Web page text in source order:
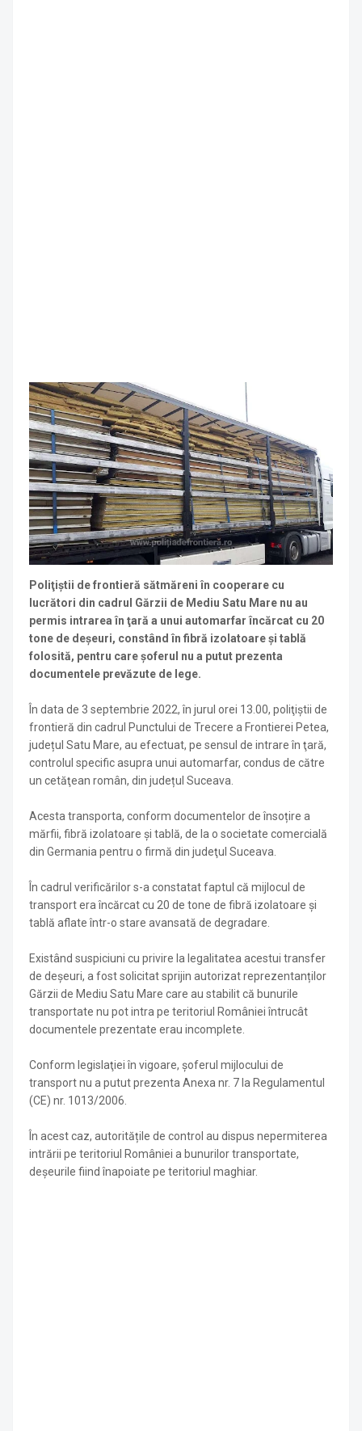
Poliţiştii de frontieră sătmăreni în cooperare cu
lucrători din cadrul Gărzii de Mediu Satu Mare nu au
permis intrarea în ţară a unui automarfar încărcat cu 20
tone de deșeuri, constând în fibră izolatoare și tablă
folosită, pentru care șoferul nu a putut prezenta
documentele prevăzute de lege.
În data de 3 septembrie 2022, în jurul orei 13.00, poliţiştii de
frontieră din cadrul Punctului de Trecere a Frontierei Petea,
județul Satu Mare, au efectuat, pe sensul de intrare în ţară,
controlul specific asupra unui automarfar, condus de către
un cetăţean român, din județul Suceava.
Acesta transporta, conform documentelor de însoțire a
mărfii, fibră izolatoare și tablă, de la o societate comercială
din Germania pentru o firmă din judeţul Suceava.
În cadrul verificărilor s-a constatat faptul că mijlocul de
transport era încărcat cu 20 de tone de fibră izolatoare și
tablă aflate într-o stare avansată de degradare.
Existând suspiciuni cu privire la legalitatea acestui transfer
de deşeuri, a fost solicitat sprijin autorizat reprezentanților
Gărzii de Mediu Satu Mare care au stabilit că bunurile
transportate nu pot intra pe teritoriul României întrucât
documentele prezentate erau incomplete.
Conform legislaţiei în vigoare, şoferul mijlocului de
transport nu a putut prezenta Anexa nr. 7 la Regulamentul
(CE) nr. 1013/2006.
În acest caz, autoritățile de control au dispus nepermiterea
intrării pe teritoriul României a bunurilor transportate,
deşeurile fiind înapoiate pe teritoriul maghiar.